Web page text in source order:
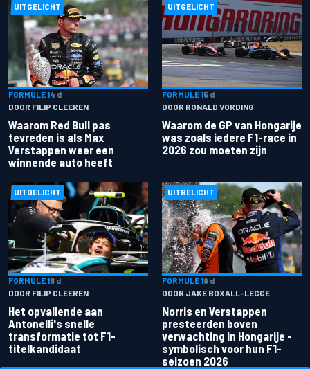
UITGELICHT
FORMULE 14 d
DOOR FILIP CLEEREN
Waarom Red Bull pas
tevreden is als Max
Verstappen weer een
winnende auto heeft
UITGELICHT
FORMULE 15 d
DOOR RONALD VORDING
Waarom de GP van Hongarije
was zoals iedere F1-race in
2026 zou moeten zijn
UITGELICHT
FORMULE 18 d
DOOR FILIP CLEEREN
Het opvallende aan
Antonelli's snelle
transformatie tot F1-
titelkandidaat
UITGELICHT
FORMULE 19 d
DOOR JAKE BOXALL-LEGGE
Norris en Verstappen
presteerden boven
verwachting in Hongarije -
symbolisch voor hun F1-
seizoen 2026